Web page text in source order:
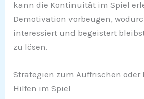
kann die Kontinuität im Spiel
Demotivation vorbeugen,
interessiert und begeistert
zu lösen.
Strategien zum Auffrischen oder
Hilfen im Spiel